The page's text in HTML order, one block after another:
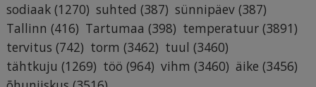
sodiaak (1270) suhted (387) sünnipäev (387)
Tallinn (416) Tartumaa (398) temperatuur (3891)
tervitus (742) torm (3462) tuul (3460)
tähtkuju (1269) töö (964) vihm (3460) äike (3456)